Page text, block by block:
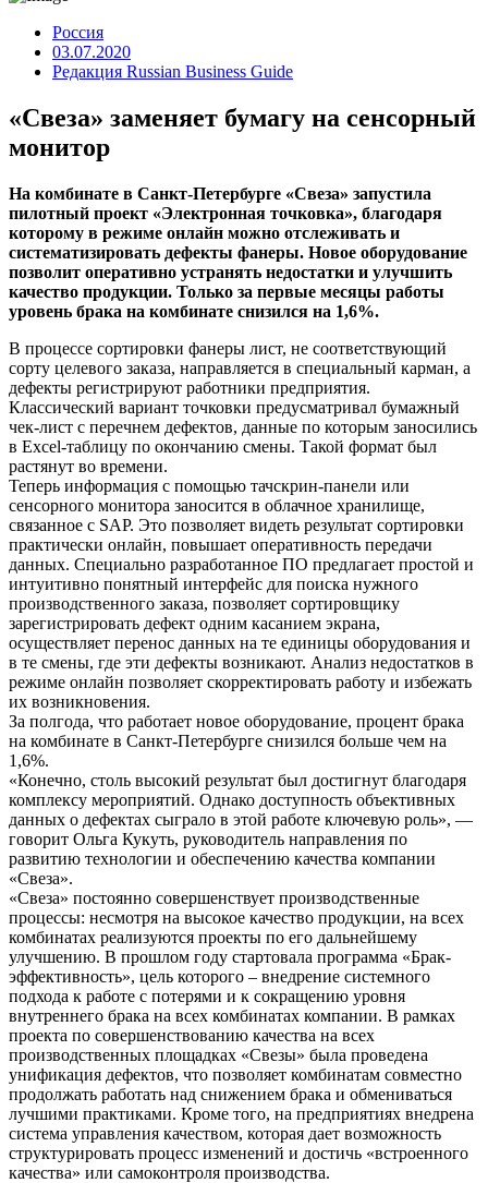
Россия
03.07.2020
Редакция Russian Business Guide
«Свеза» заменяет бумагу на сенсорный
монитор
На комбинате в Санкт-Петербурге «Свеза» запустила
пилотный проект «Электронная точковка», благодаря
которому в режиме онлайн можно отслеживать и
систематизировать дефекты фанеры. Новое оборудование
позволит оперативно устранять недостатки и улучшить
качество продукции. Только за первые месяцы работы
уровень брака на комбинате снизился на 1,6%.
В процессе сортировки фанеры лист, не соответствующий
сорту целевого заказа, направляется в специальный карман, а
дефекты регистрируют работники предприятия.
Классический вариант точковки предусматривал бумажный
чек-лист с перечнем дефектов, данные по которым заносились
в Excel-таблицу по окончанию смены. Такой формат был
растянут во времени.
Теперь информация с помощью тачскрин-панели или
сенсорного монитора заносится в облачное хранилище,
связанное с SAP. Это позволяет видеть результат сортировки
практически онлайн, повышает оперативность передачи
данных. Специально разработанное ПО предлагает простой и
интуитивно понятный интерфейс для поиска нужного
производственного заказа, позволяет сортировщику
зарегистрировать дефект одним касанием экрана,
осуществляет перенос данных на те единицы оборудования и
в те смены, где эти дефекты возникают. Анализ недостатков в
режиме онлайн позволяет скорректировать работу и избежать
их возникновения.
За полгода, что работает новое оборудование, процент брака
на комбинате в Санкт-Петербурге снизился больше чем на
1,6%.
«Конечно, столь высокий результат был достигнут благодаря
комплексу мероприятий. Однако доступность объективных
данных о дефектах сыграло в этой работе ключевую роль», —
говорит Ольга Кукуть, руководитель направления по
развитию технологии и обеспечению качества компании
«Свеза».
«Свеза» постоянно совершенствует производственные
процессы: несмотря на высокое качество продукции, на всех
комбинатах реализуются проекты по его дальнейшему
улучшению. В прошлом году стартовала программа «Брак-
эффективность», цель которого – внедрение системного
подхода к работе с потерями и к сокращению уровня
внутреннего брака на всех комбинатах компании. В рамках
проекта по совершенствованию качества на всех
производственных площадках «Свезы» была проведена
унификация дефектов, что позволяет комбинатам совместно
продолжать работать над снижением брака и обмениваться
лучшими практиками. Кроме того, на предприятиях внедрена
система управления качеством, которая дает возможность
структурировать процесс изменений и достичь «встроенного
качества» или самоконтроля производства.